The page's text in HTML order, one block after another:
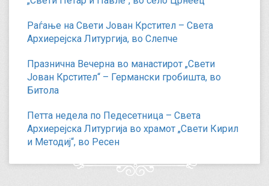
Раѓање на Свети Јован Крстител – Света
Архиерејска Литургија, во Слепче
Празнична Вечерна во манастирот „Свети
Јован Крстител“ – Германски гробишта, во
Битола
Петта недела по Педесетница – Света
Архиерејска Литургија во храмот „Свети Кирил
и Методиј“, во Ресен